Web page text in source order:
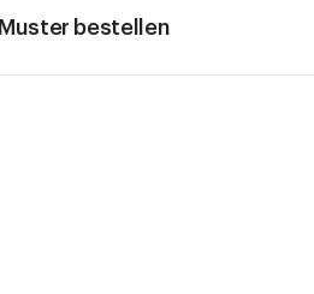
Muster bestellen